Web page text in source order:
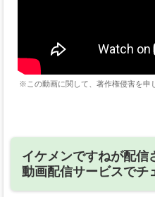
※この動画に関して、著作権侵害を申
イケメンですねが配信
動画配信サービスでチ